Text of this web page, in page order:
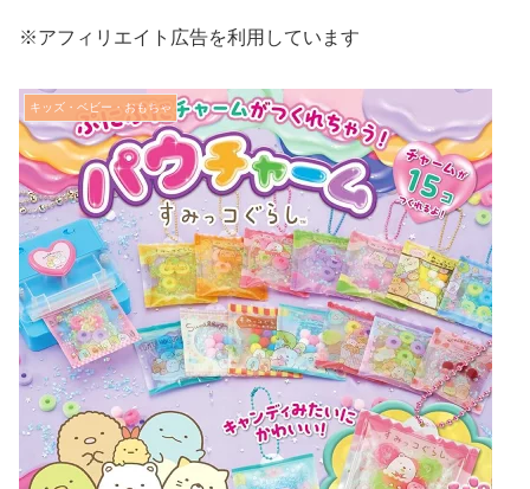
※アフィリエイト広告を利用しています
キッズ・ベビー・おもちゃ